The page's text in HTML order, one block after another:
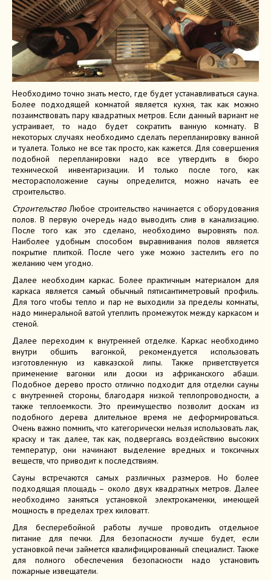
Необходимо точно знать место, где будет устанавливаться сауна.
Более подходящей комнатой является кухня, так как можно
позаимствовать пару квадратных метров. Если данный вариант не
устраивает, то надо будет сократить ванную комнату. В
некоторых случаях необходимо сделать перепланировку ванной
и туалета. Только не все так просто, как кажется. Для совершения
подобной перепланировки надо все утвердить в бюро
технической инвентаризации. И только после того, как
месторасположение сауны определится, можно начать ее
строительство.
СтроительствоЛюбое строительство начинается с оборудования
полов. В первую очередь надо выводить слив в канализацию.
После того как это сделано, необходимо выровнять пол.
Наиболее удобным способом выравнивания полов является
покрытие плиткой. После чего уже можно застелить его по
желанию чем угодно.
Далее необходим каркас. Более практичным материалом для
каркаса является самый обычный пятисантиметровый профиль.
Для того чтобы тепло и пар не выходили за пределы комнаты,
надо минеральной ватой утеплить промежуток между каркасом и
стеной.
Далее переходим к внутренней отделке. Каркас необходимо
внутри обшить вагонкой, рекомендуется использовать
изготовленную из кавказской липы. Также приветствуется
применение вагонки или доски из африканского абаши.
Подобное дерево просто отлично подходит для отделки сауны
с внутренней стороны, благодаря низкой теплопроводности, а
также теплоемкости. Это преимущество позволит доскам из
подобного дерева длительное время не деформироваться.
Очень важно помнить, что категорически нельзя использовать лак,
краску и так далее, так как, подвергаясь воздействию высоких
температур, они начинают выделение вредных и токсичных
веществ, что приводит к последствиям.
Сауны встречаются самых различных размеров. Но более
подходящая площадь – около двух квадратных метров. Далее
необходимо заняться установкой электрокаменки, имеющей
мощность в пределах трех киловатт.
Для бесперебойной работы лучше проводить отдельное
питание для печки. Для безопасности лучше будет, если
установкой печи займется квалифицированный специалист. Также
для полного обеспечения безопасности надо установить
пожарные извещатели.